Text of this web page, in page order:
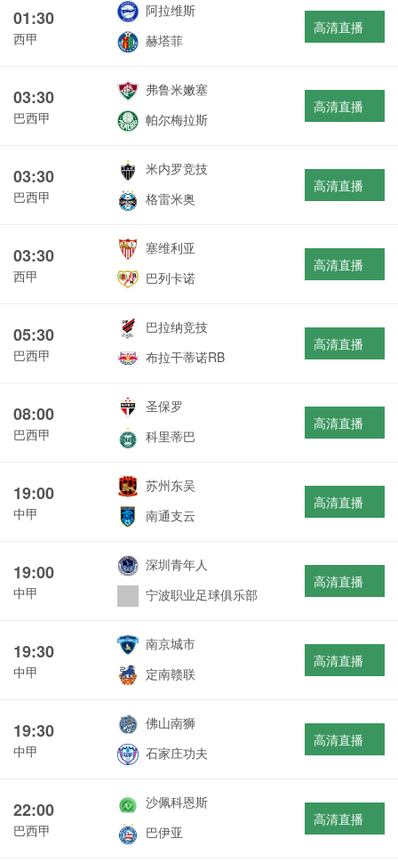
01:30
西甲
阿拉维斯
赫塔菲
高清直播
03:30
巴西甲
弗鲁米嫩塞
帕尔梅拉斯
高清直播
03:30
巴西甲
米内罗竞技
格雷米奥
高清直播
03:30
西甲
塞维利亚
巴列卡诺
高清直播
05:30
巴西甲
巴拉纳竞技
布拉干蒂诺RB
高清直播
08:00
巴西甲
圣保罗
科里蒂巴
高清直播
19:00
中甲
苏州东吴
南通支云
高清直播
19:00
中甲
深圳青年人
宁波职业足球俱乐部
高清直播
19:30
中甲
南京城市
定南赣联
高清直播
19:30
中甲
佛山南狮
石家庄功夫
高清直播
22:00
巴西甲
沙佩科恩斯
巴伊亚
高清直播